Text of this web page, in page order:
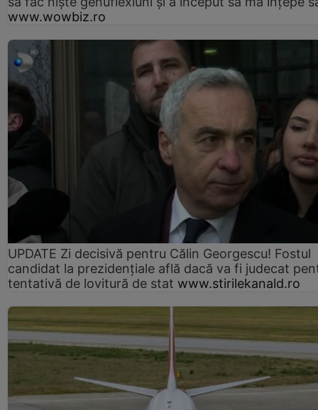
www.wowbiz.ro
UPDATE Zi decisivă pentru Călin Georgescu! Fostul
candidat la prezidențiale află dacă va fi judecat
tentativă de lovitură de stat www.stirilekanald.ro